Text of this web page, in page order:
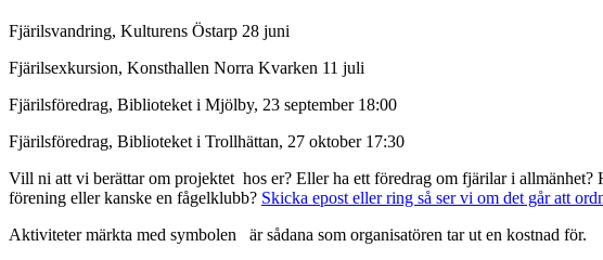
Fjärilsvandring, Kulturens Östarp 28 juni
Fjärilsexkursion, Konsthallen Norra Kvarken 11 juli
Fjärilsföredrag, Biblioteket i Mjölby, 23 september 18:00
Fjärilsföredrag, Biblioteket i Trollhättan, 27 oktober 17:30
Vill ni att vi berättar om projektet hos er? Eller ha ett föredrag om fjärilar i
förening eller kanske en fågelklubb? Skicka epost eller ring så ser vi om det går att
Aktiviteter märkta med symbolen
är sådana som organisatören tar ut en kostnad för.